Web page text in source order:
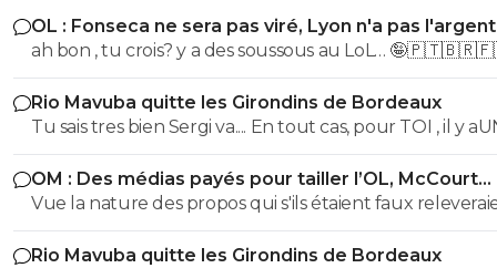
OL : Fonseca ne sera pas viré, Lyon n'a pas
le faire
ah bon , tu crois? y a des soussous au LoL…
Rio Mavuba quitte les Girondins de Bordeaux
Tu sais tres bien Sergi va.... En tout cas, pour TOI , il y
SEUL CLUB qui est parfait... Et qui QUOI QU IL ARRIVE
sera JMAIS critiqué par toi..... Tu te rends compte que
seul a defendre mordicus le mec qui a faillit couler
mon pauvre vieux fou... tu t'en rends compte au
OM : Des médias payés pour tailler l’OL, McCourt
accusé
Vue la nature des propos qui s'ils étaient faux
la diffamation, je penses que c'est bien documenté et
Rio Mavuba quitte les Girondins de Bordeaux